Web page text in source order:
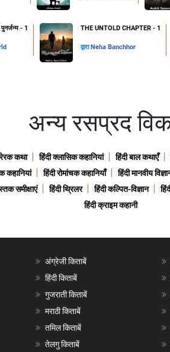
- 1 THE UNTOLD CHAPTER - 1
द्वारा Neha Banchhor
अन्य रसप्रद
कथा हिंदी क्लासिक कहानियां हिंदी बाल कथाएँ
कहानियां हिंदी रोमांचक कहानियाँ हिंदी मानवीय
समीक्षाएं हिंदी थ्रिलर हिंदी कल्पित-विज्ञान
हिंदी क्राइम कहानी
अंग्रेजी किताबें
हिंदी किताबें
गुजराती किताबें
मराठी किताबें
तमिल किताबें
तेलगु किताबें